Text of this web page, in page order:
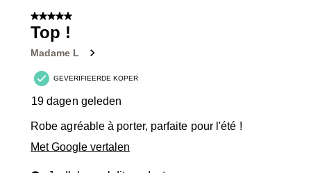
5 van 5 sterren.
Top !
Madame L
GEVERIFIEERDE KOPER
19 dagen geleden
Robe agréable à porter, parfaite pour l'été !
Met Google vertalen